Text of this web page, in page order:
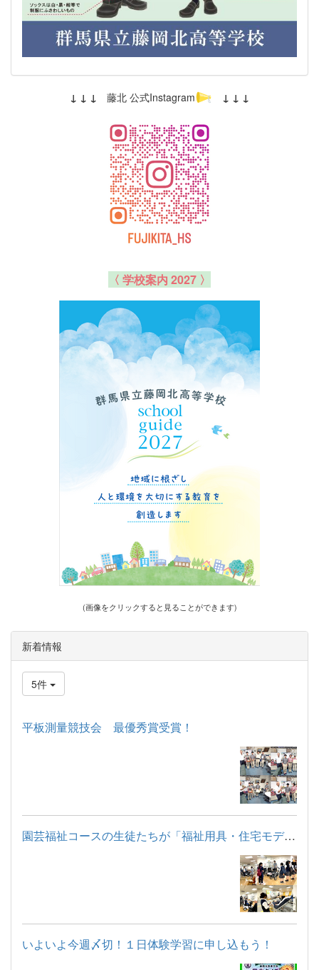
↓ ↓ ↓ 藤北 公式Instagram ↓ ↓ ↓
〈 学校案内 2027 〉
(画像をクリックすると見ることができます)
新着情報
5件
平板測量競技会 最優秀賞受賞！
園芸福祉コースの生徒たちが「福祉用具・住宅モデルルーム見学」...
いよいよ今週〆切！１日体験学習に申し込もう！